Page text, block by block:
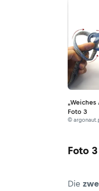
Foto 3
©
Foto 3
Die